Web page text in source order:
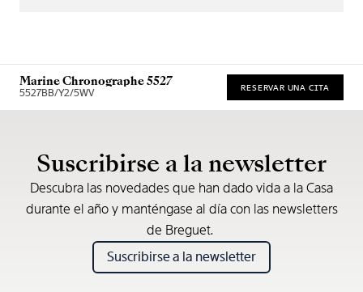
Marine Chronographe 5527
5527BB/Y2/5WV RESERVAR UNA CITA
Suscribirse a la newsletter
Descubra las novedades que han dado vida a la Casa
durante el año y manténgase al día con las newsletters
de Breguet.
Suscribirse a la newsletter